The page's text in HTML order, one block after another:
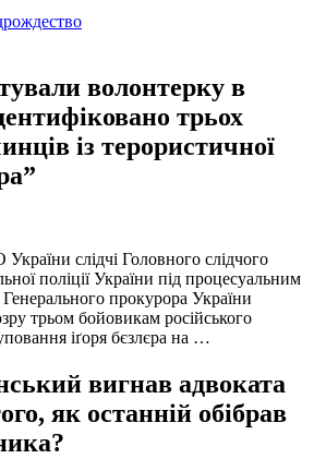
рождество
волонтерку в
трьох
із терористичної
слідчі Головного слідчого
поліції України під процесуальним
прокурора України
трьом бойовикам російського
іґоря бєзлєра на …
вигнав адвоката
як останній обібрав